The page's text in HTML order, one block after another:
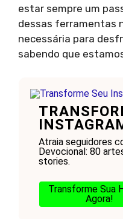
estar sempre um
dessas ferramentas
necessária para
sabendo que
Atraia seguidores
Devocional: 80
stories.
Transforme Sua
Agora!